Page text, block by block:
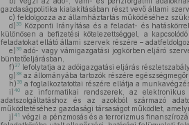
gazdaságpolitika kialakításában részt vevő állami
c) feldolgozza az államháztartás működéséhez
d) 35Központi Irányítása és a feladat- és
különösen a befizetési kötelezettséggel, a
feladatokat ellátó állami szervek részére –
e) 36adó- vagy vámigazgatási jogkörben eljáró
büntetőeljárásban,
f) 37lefolytatja az adóigazgatási eljárás
g) 38az állományába tartozók részére
h) 39a foglalkoztatottai részére ellátja a
i)40az informatikai rendszerek, az elektronikus
adatszolgáltatáshoz és az azokból származó
működtetéséhez gazdasági társaságot működtet,
j)41 végzi a pénzmosás és a terrorizmus